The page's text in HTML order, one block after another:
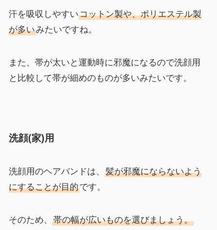
汗を吸収しやすいコットン製や、ポリエステル製
が多いみたいですね。
また、帯が太いと運動時に邪魔になるので洗顔用
と比較して帯が細めのものが多いみたいです。
洗顔(家)用
洗顔用のヘアバンドは、 髪が邪魔にならないよう
にすることが目的です。
そのため、 帯の幅が広いものを選びましょう。